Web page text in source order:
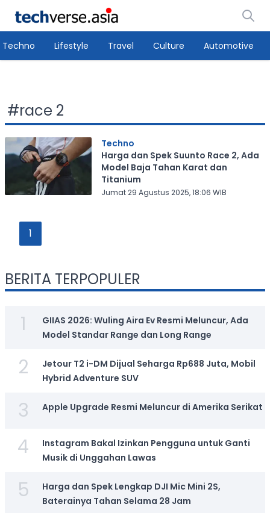
Techno Lifestyle Travel Culture Automotive
#race 2
Techno
Harga dan Spek Suunto Race 2, Ada
Model Baja Tahan Karat dan
Titanium
Jumat 29 Agustus 2025, 18:06 WIB
1
BERITA TERPOPULER
1
GIIAS 2026: Wuling Aira Ev Resmi Meluncur, Ada
Model Standar Range dan Long Range
2
Jetour T2 i-DM Dijual Seharga Rp688 Juta, Mobil
Hybrid Adventure SUV
3 Apple Upgrade Resmi Meluncur di Amerika Serikat
4
Instagram Bakal Izinkan Pengguna untuk Ganti
Musik di Unggahan Lawas
5
Harga dan Spek Lengkap DJI Mic Mini 2S,
Baterainya Tahan Selama 28 Jam